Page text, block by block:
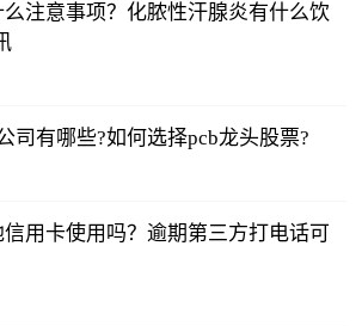
注意事项？化脓性汗腺炎有什么饮
司有哪些?如何选择pcb龙头股票?
用卡使用吗？逾期第三方打电话可